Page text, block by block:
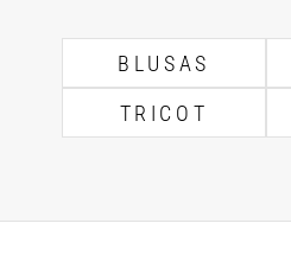
BLUSAS
TRICOT